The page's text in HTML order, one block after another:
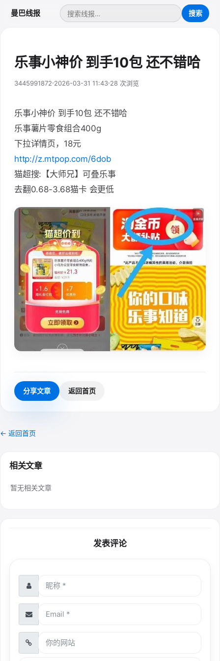
曼巴线报
乐事小神价 到手10包 还不错哈
3445991872 2026-03-31 11:43 28 次浏览
乐事小神价 到手10包 还不错哈
乐事薯片零食组合400g
下拉详情页，18元
http://z.mtpop.com/6dob
猫超搜:【大师兄】可叠乐事
去翻0.68-3.68猫卡 会更低
分享文章 返回首页
← 返回首页
相关文章
暂无相关文章
发表评论